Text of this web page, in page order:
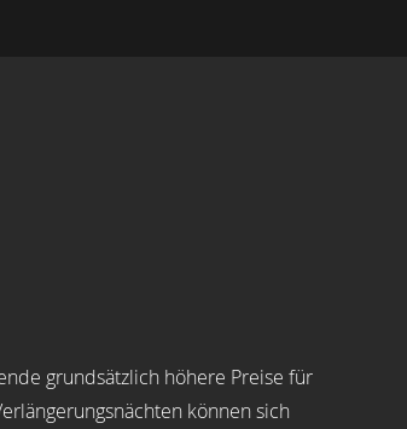
grundsätzlich höhere Preise für
können sich